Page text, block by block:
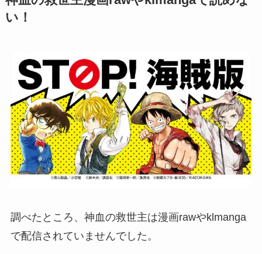
い！
調べたところ、神血の救世主は漫画rawやklmanga
で配信されていませんでした。